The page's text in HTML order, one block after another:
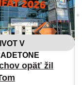
V
opäť žil